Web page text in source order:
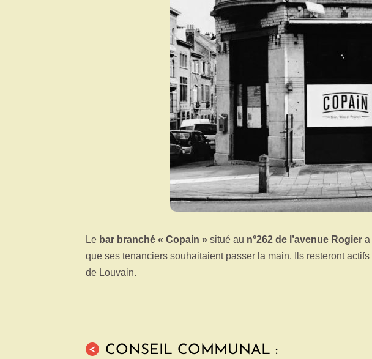
Le bar branché « Copain » situé au n°262 de l’avenue Rogier a
que ses tenanciers souhaitaient passer la main. Ils resteront
de Louvain.
<
CONSEIL COMMUNAL :